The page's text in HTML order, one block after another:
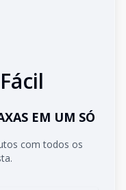
EM UM SÓ
com todos os